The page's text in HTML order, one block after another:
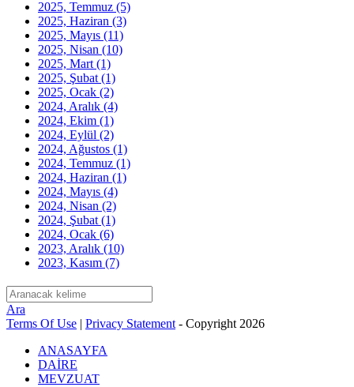
2025, Temmuz (5)
2025, Haziran (3)
2025, Mayıs (11)
2025, Nisan (10)
2025, Mart (1)
2025, Şubat (1)
2025, Ocak (2)
2024, Aralık (4)
2024, Ekim (1)
2024, Eylül (2)
2024, Ağustos (1)
2024, Temmuz (1)
2024, Haziran (1)
2024, Mayıs (4)
2024, Nisan (2)
2024, Şubat (1)
2024, Ocak (6)
2023, Aralık (10)
2023, Kasım (7)
Ara
Terms Of Use | Privacy Statement - Copyright 2026
ANASAYFA
DAİRE
MEVZUAT